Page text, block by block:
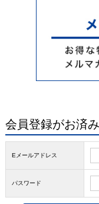
会員登録がお済
Eメールアドレス
パスワード